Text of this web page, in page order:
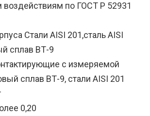
воздействиям по ГОСТ Р 52931
Стали AISI 201,сталь AISI
сплав ВТ-9
с измеряемой
сплав ВТ-9, стали AISI 201
0,20